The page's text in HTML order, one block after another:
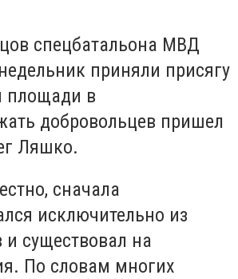
спецбатальона МВД
приняли присягу
площади в
добровольцев пришел
Ляшко.
сначала
исключительно из
и существовал на
По словам многих